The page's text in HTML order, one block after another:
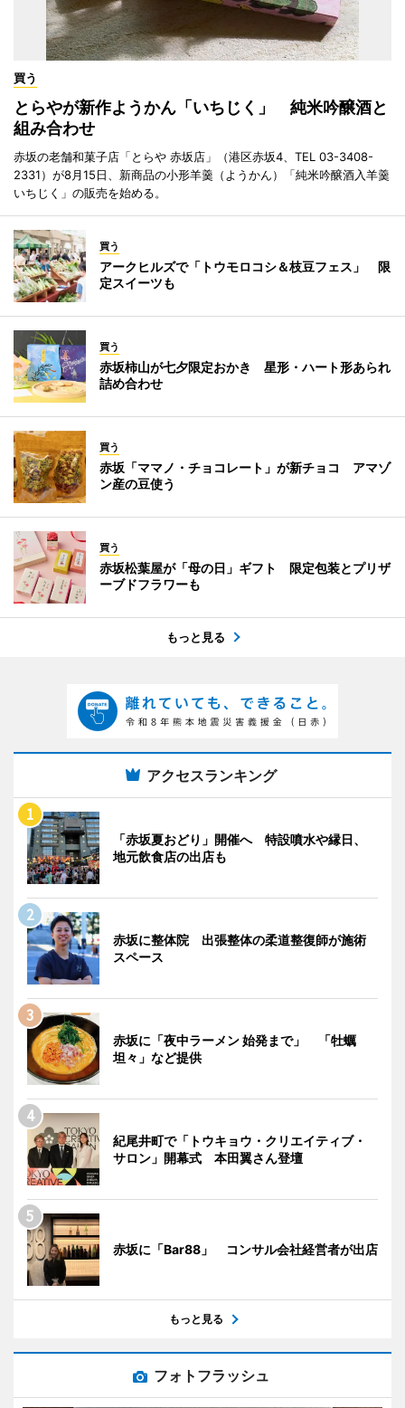
買う
とらやが新作ようかん「いちじく」 純米吟醸酒と
組み合わせ
赤坂の老舗和菓子店「とらや 赤坂店」（港区赤坂4、TEL 03-3408-
2331）が8月15日、新商品の小形羊羹（ようかん）「純米吟醸酒入羊羹
いちじく」の販売を始める。
買う
アークヒルズで「トウモロコシ＆枝豆フェス」 限
定スイーツも
買う
赤坂柿山が七夕限定おかき 星形・ハート形あられ
詰め合わせ
買う
赤坂「ママノ・チョコレート」が新チョコ アマゾ
ン産の豆使う
買う
赤坂松葉屋が「母の日」ギフト 限定包装とプリザ
ーブドフラワーも
もっと見る
アクセスランキング
「赤坂夏おどり」開催へ 特設噴水や縁日、
地元飲食店の出店も
赤坂に整体院 出張整体の柔道整復師が施術
スペース
赤坂に「夜中ラーメン 始発まで」 「牡蠣
坦々」など提供
紀尾井町で「トウキョウ・クリエイティブ・
サロン」開幕式 本田翼さん登壇
赤坂に「Bar88」 コンサル会社経営者が出店
もっと見る
フォトフラッシュ